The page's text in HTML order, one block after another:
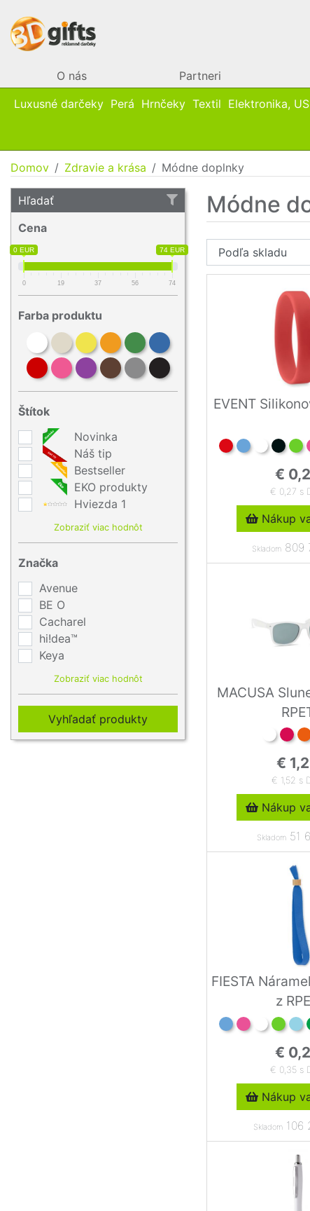
O nás Partneri
Luxusné darčeky Perá Hrnčeky Textil Elektronika,
Domov Zdravie a krása Módne doplnky
Hľadať
Cena
0 EUR 74 EUR
0 19 37 56 74
Farba produktu
Štítok
Novinka
Náš tip
Bestseller
EKO produkty
Hviezda 1
Zobraziť viac hodnôt
Značka
Avenue
BE O
Cacharel
hi!dea™
Keya
Zobraziť viac hodnôt
Vyhľadať produkty
Módne
EVENT
€
€ 0,27 s
Nákup
Skladom 809
MACUSA
€
€ 1,52 s
Nákup
Skladom51
FIESTA
z
€
€ 0,35 s
Nákup
Skladom106